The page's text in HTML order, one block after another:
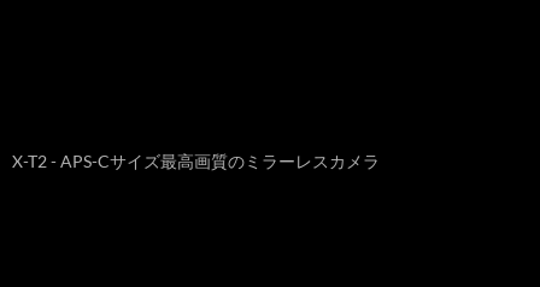
X-T2 - APS-Cサイズ最高画質のミラーレスカメラ